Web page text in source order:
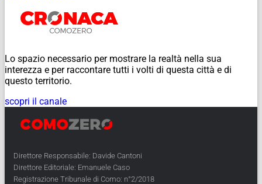
Lo spazio necessario per mostrare la realtà nella sua
interezza e per raccontare tutti i volti di questa città e di
questo territorio.
scopri il canale
Direttore Responsabile: Davide Cantoni
Direttore Editoriale: Emanuele Caso
Registrazione Tribunale di Como: n°2/2018